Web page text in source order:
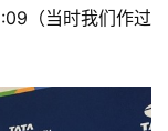
（当时我们作过